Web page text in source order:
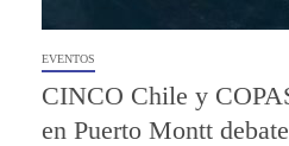
EVENTOS
CINCO Chile y
en Puerto Montt